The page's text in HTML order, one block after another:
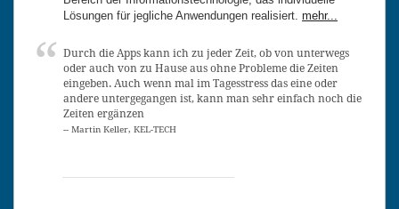
Lösungen für jegliche Anwendungen realisiert. mehr...
Durch die Apps kann ich zu jeder Zeit, ob von unterwegs
oder auch von zu Hause aus ohne Probleme die Zeiten
eingeben. Auch wenn mal im Tagesstress das eine oder
andere untergegangen ist, kann man sehr einfach noch die
Zeiten ergänzen
-- Martin Keller, KEL-TECH